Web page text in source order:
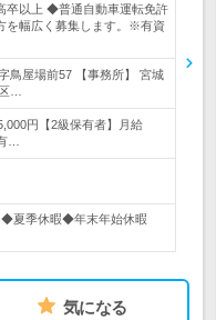
卒以上 ◆普通自動車運転免許
を幅広く募集します。※有資
鳥屋場前57 【事務所】 宮城
…
円【2級保有者】月給
…
夏季休暇◆年末年始休暇
気になる